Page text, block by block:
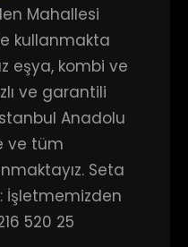
Mahallesi
kullanmakta
eşya, kombi ve
ve garantili
Anadolu
ve tüm
Seta
İşletmemizden
520 25